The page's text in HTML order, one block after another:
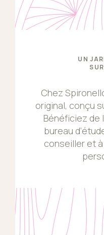
UN
Chez
original, conçu
Bénéficiez de
bureau
conseiller et